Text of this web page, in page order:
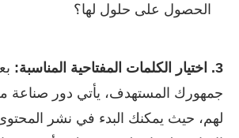
الحصول على حلول لها؟
3. اختيار الكلمات المفتاحية المناسبة:
جمهورك المستهدف، يأتي دور صناعة
لهم، حيث يمكنك البدء في نشر